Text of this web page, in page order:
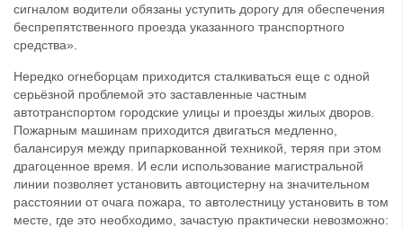
сигналом водители обязаны уступить дорогу для обеспечения
беспрепятственного проезда указанного транспортного
средства».
Нередко огнеборцам приходится сталкиваться еще с одной
серьёзной проблемой это заставленные частным
автотранспортом городские улицы и проезды жилых дворов.
Пожарным машинам приходится двигаться медленно,
балансируя между припаркованной техникой, теряя при этом
драгоценное время. И если использование магистральной
линии позволяет установить автоцистерну на значительном
расстоянии от очага пожара, то автолестницу установить в том
месте, где это необходимо, зачастую практически невозможно: